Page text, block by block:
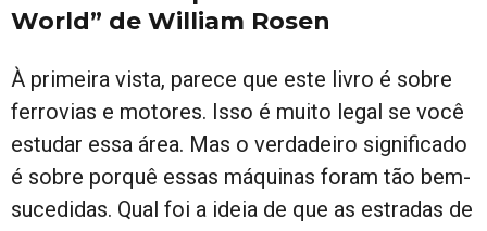
World” de William Rosen
À primeira vista, parece que este livro é sobre
ferrovias e motores. Isso é muito legal se você
estudar essa área. Mas o verdadeiro significado
é sobre porquê essas máquinas foram tão bem-
sucedidas. Qual foi a ideia de que as estradas de